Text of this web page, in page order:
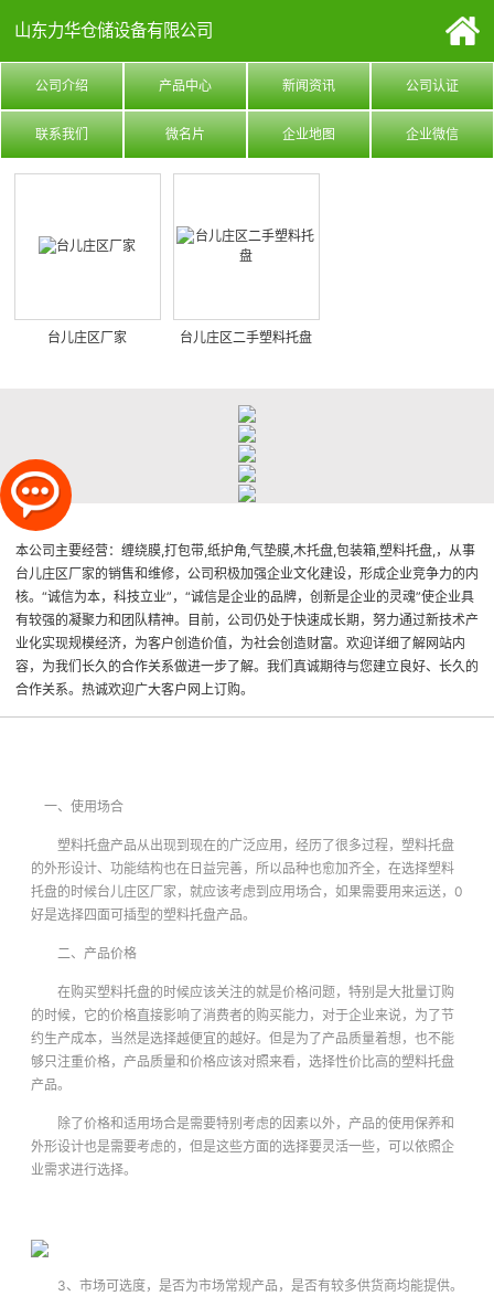
山东力华仓储设备有限公司
公司介绍 产品中心 新闻资讯 公司认证
联系我们 微名片 企业地图 企业微信
台儿庄区厂家 台儿庄区二手塑料托盘
本公司主要经营：缠绕膜,打包带,纸护角,气垫膜,木托盘,包装箱,塑料托盘,，从事
台儿庄区厂家的销售和维修，公司积极加强企业文化建设，形成企业竞争力的内
核。“诚信为本，科技立业”，“诚信是企业的品牌，创新是企业的灵魂”使企业具
有较强的凝聚力和团队精神。目前，公司仍处于快速成长期，努力通过新技术产
业化实现规模经济，为客户创造价值，为社会创造财富。欢迎详细了解网站内
容，为我们长久的合作关系做进一步了解。我们真诚期待与您建立良好、长久的
合作关系。热诚欢迎广大客户网上订购。
一、使用场合
塑料托盘产品从出现到现在的广泛应用，经历了很多过程，塑料托盘
的外形设计、功能结构也在日益完善，所以品种也愈加齐全，在选择塑料
托盘的时候台儿庄区厂家，就应该考虑到应用场合，如果需要用来运送，0
好是选择四面可插型的塑料托盘产品。
二、产品价格
在购买塑料托盘的时候应该关注的就是价格问题，特别是大批量订购
的时候，它的价格直接影响了消费者的购买能力，对于企业来说，为了节
约生产成本，当然是选择越便宜的越好。但是为了产品质量着想，也不能
够只注重价格，产品质量和价格应该对照来看，选择性价比高的塑料托盘
产品。
除了价格和适用场合是需要特别考虑的因素以外，产品的使用保养和
外形设计也是需要考虑的，但是这些方面的选择要灵活一些，可以依照企
业需求进行选择。
3、市场可选度，是否为市场常规产品，是否有较多供货商均能提供。